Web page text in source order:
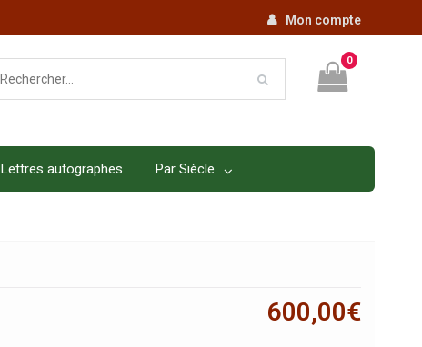
Mon compte
0
Lettres autographes Par Siècle
600,00€